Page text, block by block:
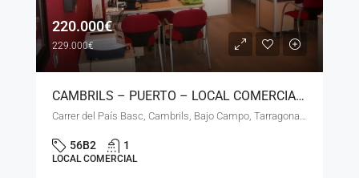
220.000€
229.000€
CAMBRILS – PUERTO – LOCAL COMERCIAL DE 75 M2 – LN – EVA – 11423
56B2 1
LOCAL COMERCIAL